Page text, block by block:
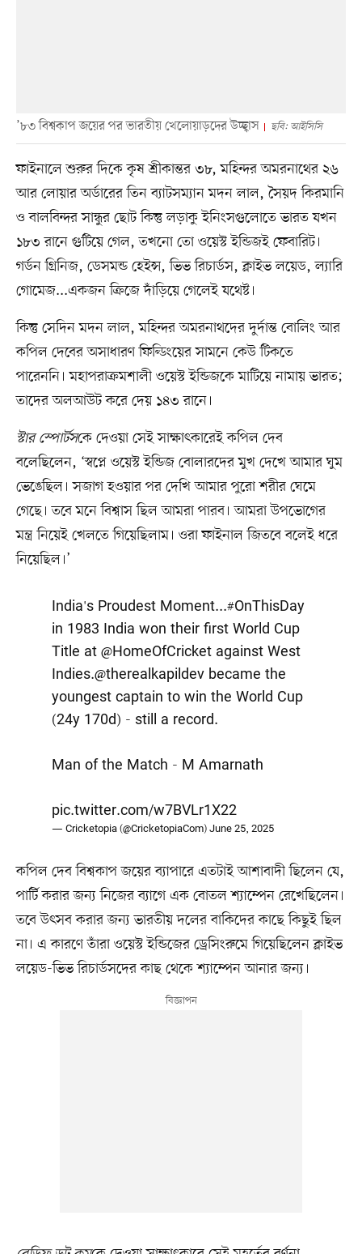
’৮৩ বিশ্বকাপ জয়ের পর ভারতীয় খেলোয়াড়দের উচ্ছ্বাস ছবি: আইসিসি
ফাইনালে শুরুর দিকে কৃষ শ্রীকান্তর ৩৮, মহিন্দর অমরনাথের ২৬
আর লোয়ার অর্ডারের তিন ব্যাটসম্যান মদন লাল, সৈয়দ কিরমানি
ও বালবিন্দর সান্ধুর ছোট কিন্তু লড়াকু ইনিংসগুলোতে ভারত যখন
১৮৩ রানে গুটিয়ে গেল, তখনো তো ওয়েস্ট ইন্ডিজই ফেবারিট।
গর্ডন গ্রিনিজ, ডেসমন্ড হেইন্স, ভিভ রিচার্ডস, ক্লাইভ লয়েড, ল্যারি
গোমেজ...একজন ক্রিজে দাঁড়িয়ে গেলেই যথেষ্ট।
কিন্তু সেদিন মদন লাল, মহিন্দর অমরনাথদের দুর্দান্ত বোলিং আর
কপিল দেবের অসাধারণ ফিল্ডিংয়ের সামনে কেউ টিকতে
পারেননি। মহাপরাক্রমশালী ওয়েস্ট ইন্ডিজকে মাটিয়ে নামায় ভারত;
তাদের অলআউট করে দেয় ১৪৩ রানে।
স্টার স্পোর্টসকে দেওয়া সেই সাক্ষাৎকারেই কপিল দেব
বলেছিলেন, ‘স্বপ্নে ওয়েস্ট ইন্ডিজ বোলারদের মুখ দেখে আমার ঘুম
ভেঙেছিল। সজাগ হওয়ার পর দেখি আমার পুরো শরীর ঘেমে
গেছে। তবে মনে বিশ্বাস ছিল আমরা পারব। আমরা উপভোগের
মন্ত্র নিয়েই খেলতে গিয়েছিলাম। ওরা ফাইনাল জিতবে বলেই ধরে
নিয়েছিল।’
India's Proudest Moment...#OnThisDay
in 1983 India won their first World Cup
Title at @HomeOfCricket against West
Indies.@therealkapildev became the
youngest captain to win the World Cup
(24y 170d) - still a record.
Man of the Match - M Amarnath
pic.twitter.com/w7BVLr1X22
— Cricketopia (@CricketopiaCom)June 25, 2025
কপিল দেব বিশ্বকাপ জয়ের ব্যাপারে এতটাই আশাবাদী ছিলেন যে,
পার্টি করার জন্য নিজের ব্যাগে এক বোতল শ্যাম্পেন রেখেছিলেন।
তবে উৎসব করার জন্য ভারতীয় দলের বাকিদের কাছে কিছুই ছিল
না। এ কারণে তাঁরা ওয়েস্ট ইন্ডিজের ড্রেসিংরুমে গিয়েছিলেন ক্লাইভ
লয়েড-ভিভ রিচার্ডসদের কাছ থেকে শ্যাম্পেন আনার জন্য।